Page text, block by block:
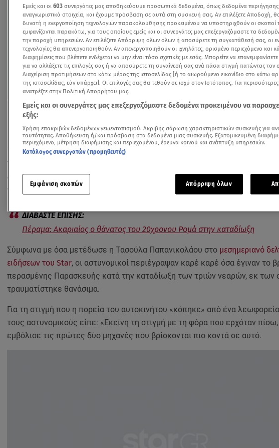
Δείτε περισσότερα άρθρα μας στα αποτελέσματα αναζήτησης
Add star.gr on Google
Τη δική τους εκδοχή για το τι συνέβη στη φονική
οι επτά αστυνομικοί στις καταθέσεις τους που συμπεριλαμβάνονται στη
της υπόθεσης.
Πέραμα: Ακαριαίος ο θάνατος του 20χρονου Ρομά στην καταδίωξη
Σύμφωνα με όσα μετέδωσε η Τασούλα Παπανικολάου στο μεσημεριανό
ειδήσεων του Star, οι αστυνομικοί περιέγραψαν καρέ καρέ όσα έγιναν το
περασμένης Παρασκευής κατά την καταδίωξη των τριών νεαρών, εκ των
τραυματίστηκε θανάσιμα.
Για τη στιγμή που η πορεία του αυτοκινήτου «κόπηκε» από ένα
τους αστυνομικούς είπε: «Εκείνη τη στιγμή με τη φόρα που ερχόταν
εμβόλισε τις πρώτες δύο μηχανές που βρίσκονται πιο κοντά σε αυτό.
Εμείς και οι 603 συνεργάτες μας αποθηκεύουμε προσωπικά δεδομένα, όπως δεδομένα
αναγνωριστικά στοιχεία, και έχουμε πρόσβαση σε αυτά στη συσκευή σας. Αν επιλέξετε Αποδοχή,
δυνατή η ενεργοποίηση τεχνολογιών παρακολούθησης προκειμένου να υποστηριχθούν οι σκοποί
εμφανίζονται παρακάτω, για τους οποίους εμείς και οι συνεργάτες μας επεξεργαζόμαστε τα
την παροχή υπηρεσιών. Αν επιλέξετε Απόρριψη όλων όλων ή αποσύρετε τη συγκατάθεσή σας, οι
τεχνολογίες θα απενεργοποιηθούν. Αν απενεργοποιηθούν οι ιχνηλάτες, ορισμένο περιεχόμενο και
διαφημίσεις που βλέπετε ενδέχεται να μην είναι τόσο σχετικές με εσάς. Μπορείτε να
για να αλλάξετε τις επιλογές σας ή να αποσύρετε τη συναίνεσή σας ανά πάσα στιγμή πατώντας τον
Διαχείριση προτιμήσεων στο κάτω μέρος της ιστοσελίδας [ή το αιωρούμενο εικονίδιο στο κάτω
της ιστοσελίδας, εάν υπάρχει]. Οι επιλογές σας θα τεθούν σε ισχύ στον Ιστότοπος. Για
ανατρέξτε στην Πολιτική Απορρήτου μας.
Εμείς και οι συνεργάτες μας επεξεργαζόμαστε δεδομένα προκειμένου να
εξής:
Χρήση επακριβών δεδομένων γεωεντοπισμού. Ακριβής σάρωση χαρακτηριστικών συσκευής για
ταυτότητας. Αποθήκευση ή/και πρόσβαση στα δεδομένα μιας συσκευής. Εξατομικευμένη
περιεχόμενο, μέτρηση διαφήμισης και περιεχομένου, έρευνα κοινού και ανάπτυξη υπηρεσιών.
Κατάλογος συνεργατών (προμηθευτές)
Εμφάνιση σκοπών Απόρριψη όλων